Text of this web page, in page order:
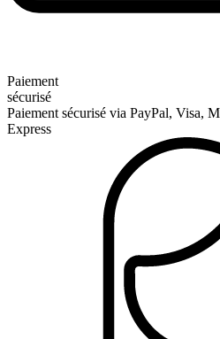
Paiement
sécurisé
Paiement sécurisé via PayPal, Visa,
Express